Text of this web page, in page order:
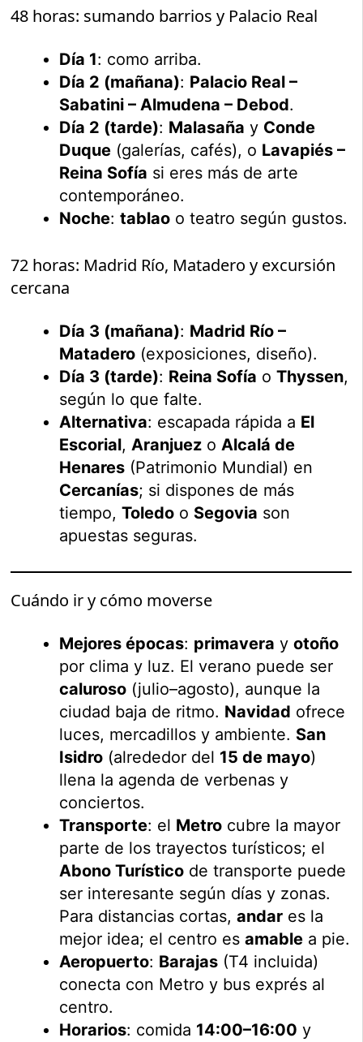
48 horas: sumando barrios y Palacio Real
Día 1: como arriba.
Día 2 (mañana): Palacio Real –
Sabatini – Almudena – Debod.
Día 2 (tarde): Malasaña y Conde
Duque (galerías, cafés), o Lavapiés –
Reina Sofía si eres más de arte
contemporáneo.
Noche:tablao o teatro según gustos.
72 horas: Madrid Río, Matadero y excursión
cercana
Día 3 (mañana): Madrid Río –
Matadero (exposiciones, diseño).
Día 3 (tarde): Reina Sofía oThyssen,
según lo que falte.
Alternativa: escapada rápida a El
Escorial,Aranjuez oAlcalá de
Henares (Patrimonio Mundial) en
Cercanías; si dispones de más
tiempo,Toledo o Segovia son
apuestas seguras.
Cuándo ir y cómo moverse
Mejores épocas: primavera yotoño
por clima y luz. El verano puede ser
caluroso (julio–agosto), aunque la
ciudad baja de ritmo. Navidad ofrece
luces, mercadillos y ambiente. San
Isidro (alrededor del 15 de mayo)
llena la agenda de verbenas y
conciertos.
Transporte: el Metro cubre la mayor
parte de los trayectos turísticos; el
Abono Turístico de transporte puede
ser interesante según días y zonas.
Para distancias cortas,andar es la
mejor idea; el centro esamable a pie.
Aeropuerto: Barajas (T4 incluida)
conecta con Metro y bus exprés al
centro.
Horarios: comida 14:00–16:00 y